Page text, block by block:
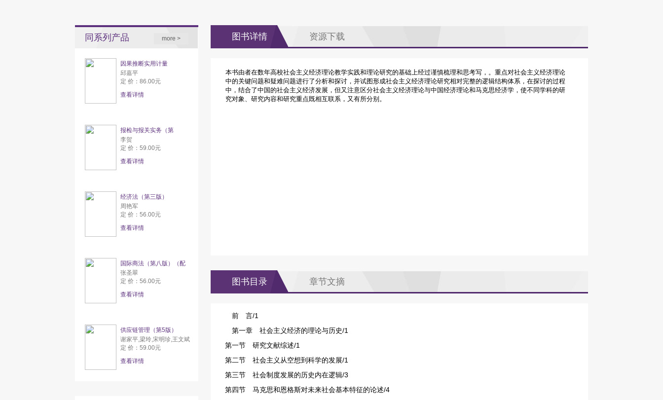
同系列产品 more >
因果推断实用计量
邱嘉平
定 价：86.00元
查看详情
报检与报关实务（第
李贺
定 价：59.00元
查看详情
经济法（第三版）
周艳军
定 价：56.00元
查看详情
国际商法（第八版）（配
张圣翠
定 价：56.00元
查看详情
供应链管理（第5版）
谢家平,梁玲,宋明珍,王文斌
定 价：59.00元
查看详情
图书详情 资源下载
本书由者在数年高校社会主义经济理论教学实践和理论研究的基础上经过谨慎梳理和思考写，。重点对社会主义经济理论
中的关键问题和疑难问题进行了分析和探讨，并试图形成社会主义经济理论研究相对完整的逻辑结构体系，在探讨的过程
中，结合了中国的社会主义经济发展，但又注意区分社会主义经济理论与中国经济理论和马克思经济学，使不同学科的研
究对象、研究内容和研究重点既相互联系，又有所分别。
图书目录 章节文摘
前 言/1
第一章 社会主义经济的理论与历史/1
第一节 研究文献综述/1
第二节 社会主义从空想到科学的发展/1
第三节 社会制度发展的历史内在逻辑/3
第四节 马克思和恩格斯对未来社会基本特征的论述/4